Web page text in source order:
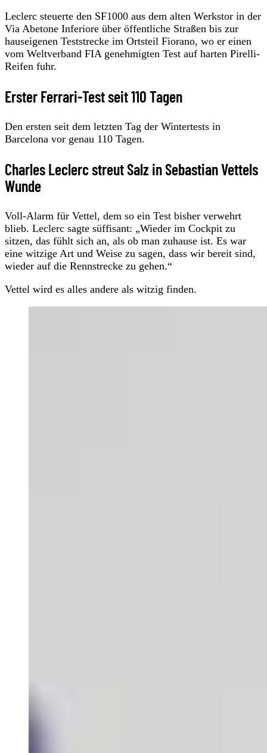
Leclerc steuerte den SF1000 aus dem alten Werkstor in der
Via Abetone Inferiore über öffentliche Straßen bis zur
hauseigenen Teststrecke im Ortsteil Fiorano, wo er einen
vom Weltverband FIA genehmigten Test auf harten Pirelli-
Reifen fuhr.
Erster Ferrari-Test seit 110 Tagen
Den ersten seit dem letzten Tag der Wintertests in
Barcelona vor genau 110 Tagen.
Charles Leclerc streut Salz in Sebastian Vettels
Wunde
Voll-Alarm für Vettel, dem so ein Test bisher verwehrt
blieb. Leclerc sagte süffisant: „Wieder im Cockpit zu
sitzen, das fühlt sich an, als ob man zuhause ist. Es war
eine witzige Art und Weise zu sagen, dass wir bereit sind,
wieder auf die Rennstrecke zu gehen.“
Vettel wird es alles andere als witzig finden.